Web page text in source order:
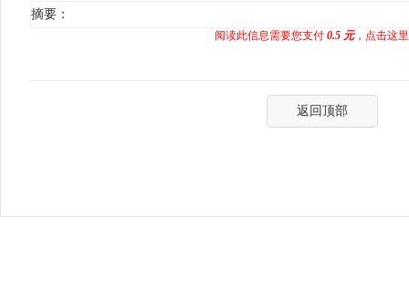
摘要：
阅读此信息需要您支付 0.5 元，点击这
返回顶部